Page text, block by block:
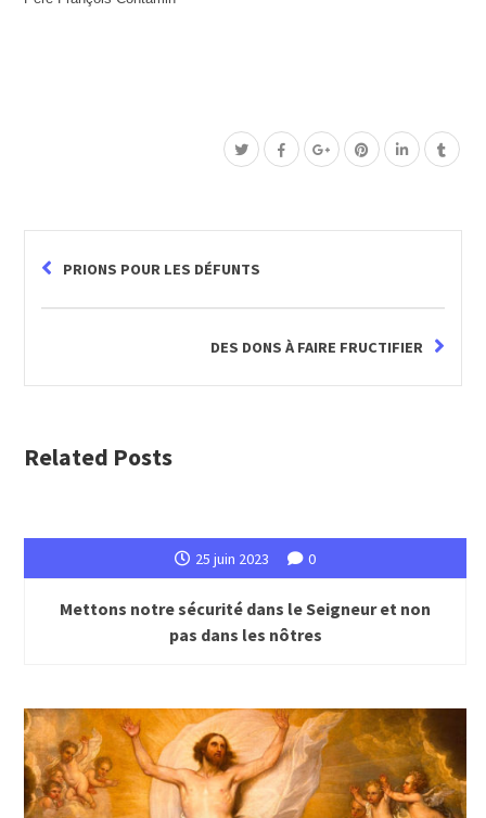
PRIONS POUR LES DÉFUNTS
DES DONS À FAIRE FRUCTIFIER
Related Posts
25 juin 2023 0
Mettons notre sécurité dans le Seigneur et non
pas dans les nôtres